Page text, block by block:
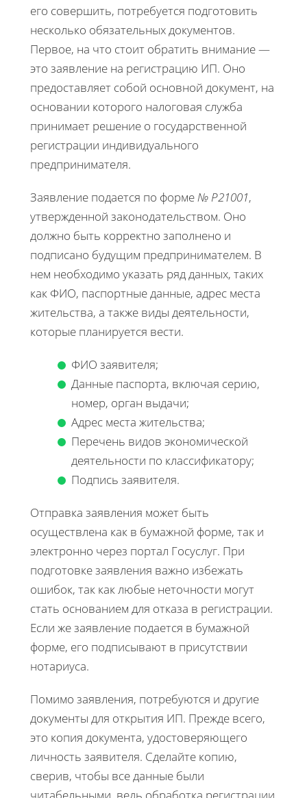
его совершить, потребуется подготовить
несколько обязательных документов.
Первое, на что стоит обратить внимание —
это заявление на регистрацию ИП. Оно
предоставляет собой основной документ, на
основании которого налоговая служба
принимает решение о государственной
регистрации индивидуального
предпринимателя.
Заявление подается по форме№ Р21001,
утвержденной законодательством. Оно
должно быть корректно заполнено и
подписано будущим предпринимателем. В
нем необходимо указать ряд данных, таких
как ФИО, паспортные данные, адрес места
жительства, а также виды деятельности,
которые планируется вести.
ФИО заявителя;
Данные паспорта, включая серию,
номер, орган выдачи;
Адрес места жительства;
Перечень видов экономической
деятельности по классификатору;
Подпись заявителя.
Отправка заявления может быть
осуществлена как в бумажной форме, так и
электронно через портал Госуслуг. При
подготовке заявления важно избежать
ошибок, так как любые неточности могут
стать основанием для отказа в регистрации.
Если же заявление подается в бумажной
форме, его подписывают в присутствии
нотариуса.
Помимо заявления, потребуются и другие
документы для открытия ИП. Прежде всего,
это копия документа, удостоверяющего
личность заявителя. Сделайте копию,
сверив, чтобы все данные были
читабельными, ведь обработка регистрации